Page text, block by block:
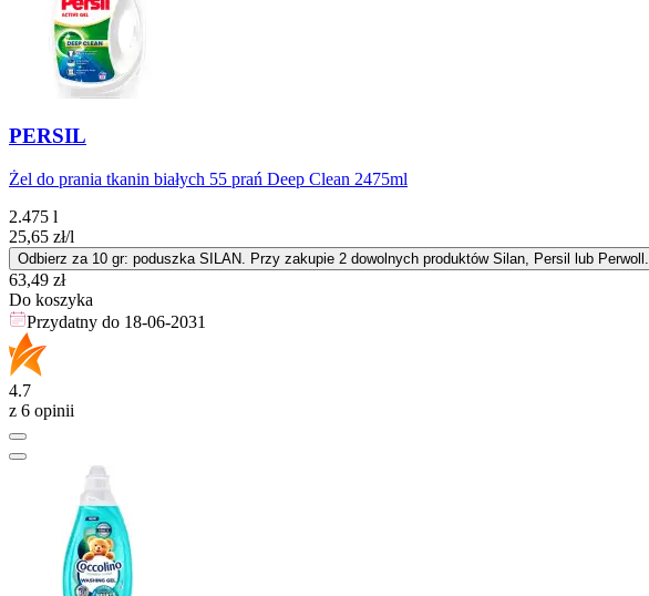
PERSIL
Żel do prania tkanin białych 55 prań Deep Clean 2475ml
2.475 l
25,65 zł/l
Odbierz za 10 gr: poduszka SILAN. Przy zakupie 2 dowolnych produktów Silan, Persil lub Perwoll.
Cena
63,49 zł
Do koszyka
Przydatny do 18-06-2031
4.7
z 6 opinii